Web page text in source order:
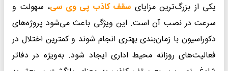
یکی از بزرگ‌ترین مزایای سقف کاذب پی وی سی، سهولت و
سرعت در نصب آن است. این ویژگی باعث می‌شود پروژه‌های
دکوراسیون با زمان‌بندی بهتری انجام شوند و کمترین اختلال در
فعالیت‌های روزانه محیط اداری ایجاد شود. به‌ویژه در دفاتر